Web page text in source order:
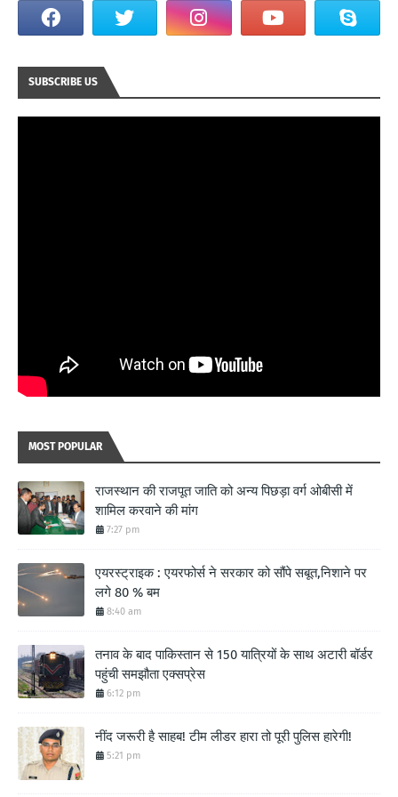
SUBSCRIBE US
MOST POPULAR
राजस्थान की राजपूत जाति को अन्य पिछड़ा वर्ग ओबीसी में
शामिल करवाने की मांग
7:27 pm
एयरस्ट्राइक : एयरफोर्स ने सरकार को सौंपे सबूत,निशाने पर
लगे 80 % बम
8:40 am
तनाव के बाद पाकिस्तान से 150 यात्रियों के साथ अटारी बॉर्डर
पहुंची समझौता एक्सप्रेस
6:12 pm
नींद जरूरी है साहब! टीम लीडर हारा तो पूरी पुलिस हारेगी!
5:21 pm